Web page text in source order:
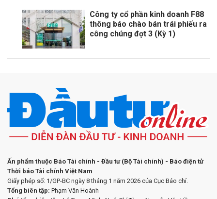
Công ty cổ phần kinh doanh F88
thông báo chào bán trái phiếu ra
công chúng đợt 3 (Kỳ 1)
Ấn phẩm thuộc Báo Tài chính - Đầu tư (Bộ Tài chính) - Báo điện tử
Thời báo Tài chính Việt Nam
Giấy phép số: 1/GP-BC ngày 8 tháng 1 năm 2026 của Cục Báo chí.
Tổng biên tập: Phạm Văn Hoành